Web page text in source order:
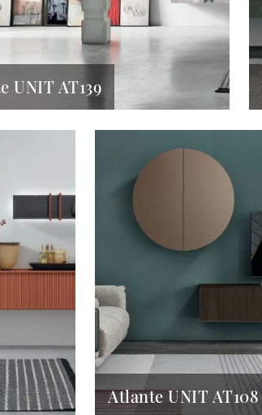
UNIT AT139
Atlante UNIT AT108